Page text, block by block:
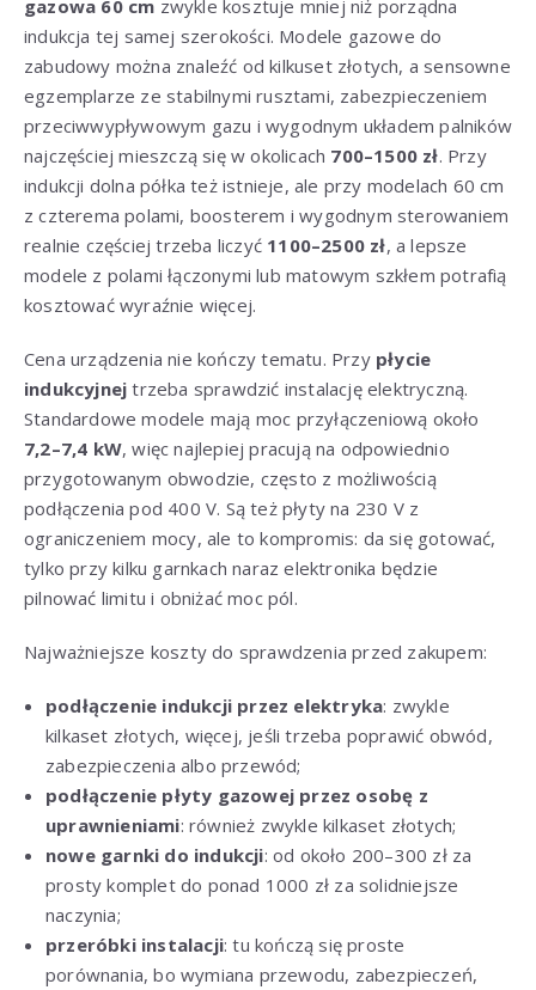
gazowa 60 cm zwykle kosztuje mniej niż porządna
indukcja tej samej szerokości. Modele gazowe do
zabudowy można znaleźć od kilkuset złotych, a sensowne
egzemplarze ze stabilnymi rusztami, zabezpieczeniem
przeciwwypływowym gazu i wygodnym układem palników
najczęściej mieszczą się w okolicach 700–1500 zł. Przy
indukcji dolna półka też istnieje, ale przy modelach 60 cm
z czterema polami, boosterem i wygodnym sterowaniem
realnie częściej trzeba liczyć 1100–2500 zł, a lepsze
modele z polami łączonymi lub matowym szkłem potrafią
kosztować wyraźnie więcej.
Cena urządzenia nie kończy tematu. Przy płycie
indukcyjnej trzeba sprawdzić instalację elektryczną.
Standardowe modele mają moc przyłączeniową około
7,2–7,4 kW, więc najlepiej pracują na odpowiednio
przygotowanym obwodzie, często z możliwością
podłączenia pod 400 V. Są też płyty na 230 V z
ograniczeniem mocy, ale to kompromis: da się gotować,
tylko przy kilku garnkach naraz elektronika będzie
pilnować limitu i obniżać moc pól.
Najważniejsze koszty do sprawdzenia przed zakupem:
podłączenie indukcji przez elektryka: zwykle
kilkaset złotych, więcej, jeśli trzeba poprawić obwód,
zabezpieczenia albo przewód;
podłączenie płyty gazowej przez osobę z
uprawnieniami: również zwykle kilkaset złotych;
nowe garnki do indukcji: od około 200–300 zł za
prosty komplet do ponad 1000 zł za solidniejsze
naczynia;
przeróbki instalacji: tu kończą się proste
porównania, bo wymiana przewodu, zabezpieczeń,